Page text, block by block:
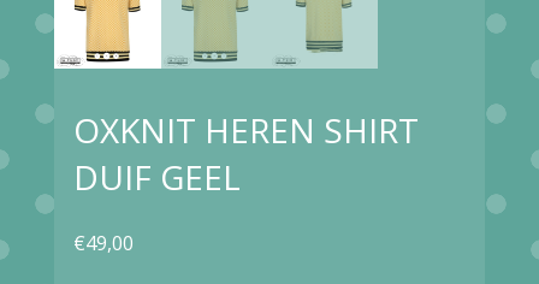
OXKNIT HEREN SHIRT
DUIF GEEL
€49,00